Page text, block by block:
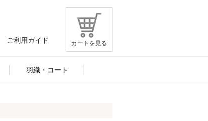
カートを見る
ご利用ガイド
羽織・コート